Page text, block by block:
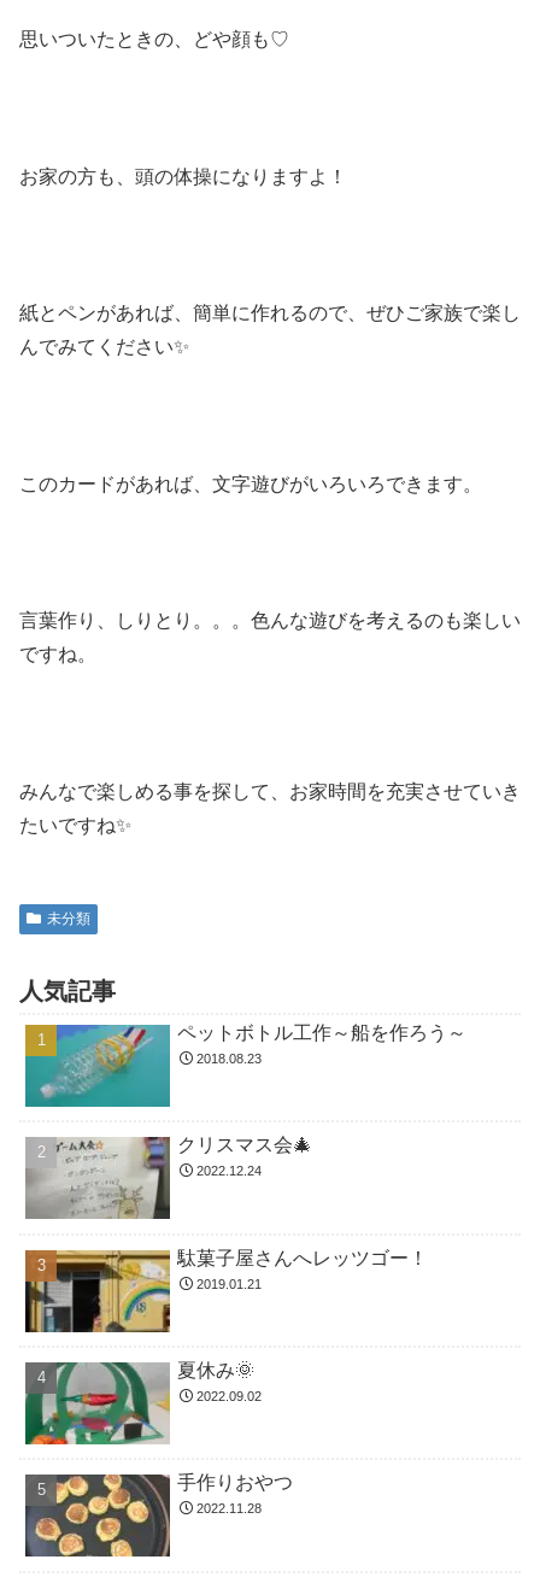
思いついたときの、どや顔も♡
お家の方も、頭の体操になりますよ！
紙とペンがあれば、簡単に作れるので、ぜひご家族で楽し
んでみてください✨
このカードがあれば、文字遊びがいろいろできます。
言葉作り、しりとり。。。色んな遊びを考えるのも楽しい
ですね。
みんなで楽しめる事を探して、お家時間を充実させていき
たいですね✨
未分類
人気記事
ペットボトル工作～船を作ろう～
2018.08.23
クリスマス会🎄
2022.12.24
駄菓子屋さんへレッツゴー！
2019.01.21
夏休み🌞
2022.09.02
手作りおやつ
2022.11.28